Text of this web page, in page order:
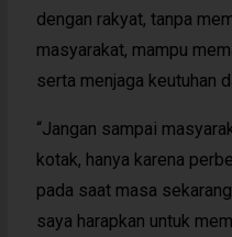
dengan rakyat, tanpa
masyarakat, mampu
serta menjaga keutuhan
“Jangan sampai
kotak, hanya karena
pada saat masa
saya harapkan untuk